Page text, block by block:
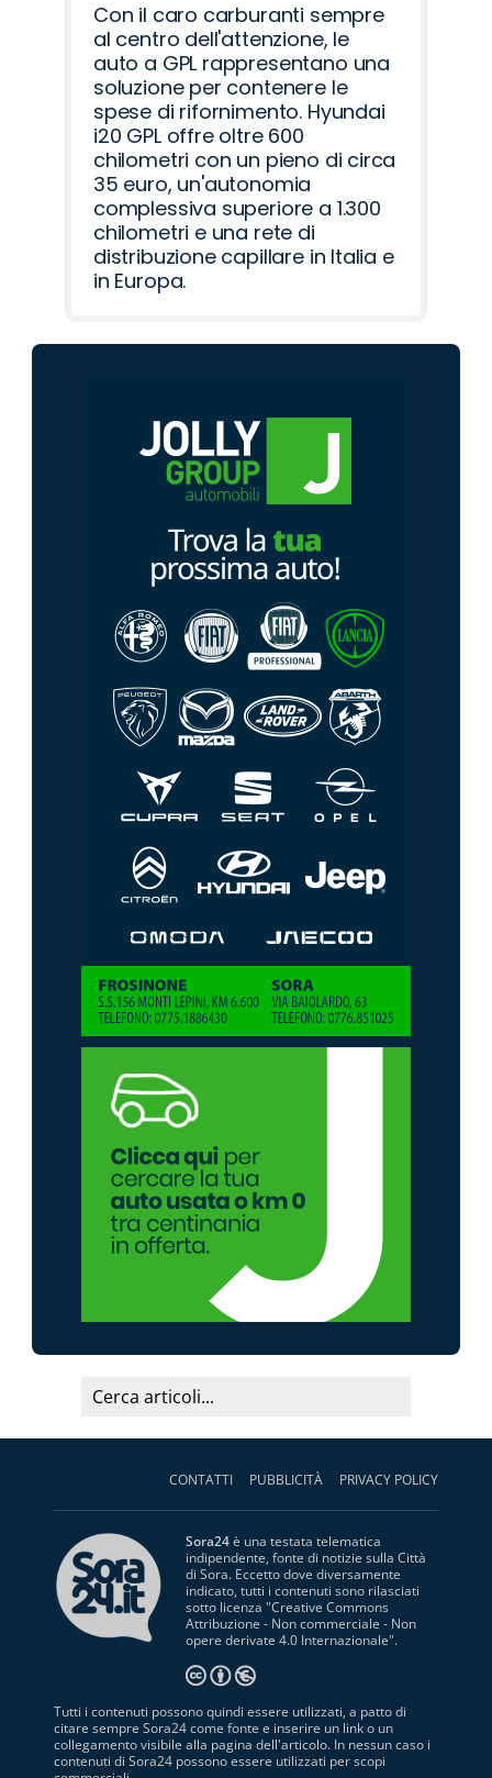
Con il caro carburanti sempre
al centro dell'attenzione, le
auto a GPL rappresentano una
soluzione per contenere le
spese di rifornimento. Hyundai
i20 GPL offre oltre 600
chilometri con un pieno di circa
35 euro, un'autonomia
complessiva superiore a 1.300
chilometri e una rete di
distribuzione capillare in Italia e
in Europa.
CONTATTI PUBBLICITÀ PRIVACY POLICY
Sora24è una testata telematica
indipendente, fonte di notizie sulla Città
di Sora. Eccetto dove diversamente
indicato, tutti i contenuti sono rilasciati
sotto licenza "Creative Commons
Attribuzione - Non commerciale - Non
opere derivate 4.0 Internazionale".
Tutti i contenuti possono quindi essere utilizzati, a patto di
citare sempre Sora24 come fonte e inserire un link o un
collegamento visibile alla pagina dell'articolo. In nessun caso i
contenuti di Sora24 possono essere utilizzati per scopi